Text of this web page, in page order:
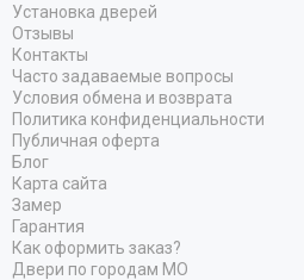
Установка дверей
Отзывы
Контакты
Часто задаваемые вопросы
Условия обмена и возврата
Политика конфиденциальности
Публичная оферта
Блог
Карта сайта
Замер
Гарантия
Как оформить заказ?
Двери по городам МО